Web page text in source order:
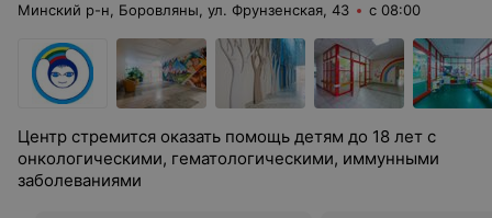
Минский р-н, Боровляны, ул. Фрунзенская, 43 с 08:00
Центр стремится оказать помощь детям до 18 лет с
онкологическими, гематологическими, иммунными
заболеваниями